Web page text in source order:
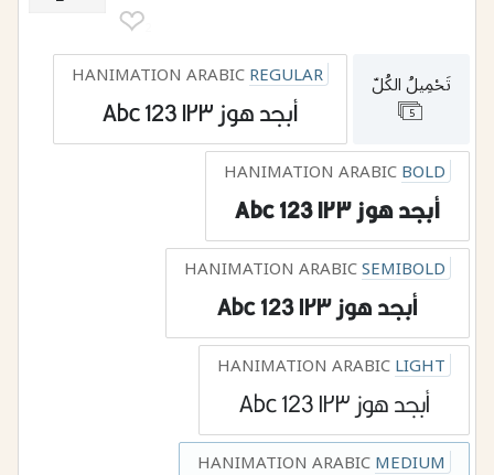
❤︎
تَحْمِيلُ الكُلّ
5
HANIMATION ARABIC REGULAR
أبجد هوز ١٢٣ 123 Abc
HANIMATION ARABIC BOLD
أبجد هوز ١٢٣ 123 Abc
HANIMATION ARABIC SEMIBOLD
أبجد هوز ١٢٣ 123 Abc
HANIMATION ARABIC LIGHT
أبجد هوز ١٢٣ 123 Abc
HANIMATION ARABIC MEDIUM